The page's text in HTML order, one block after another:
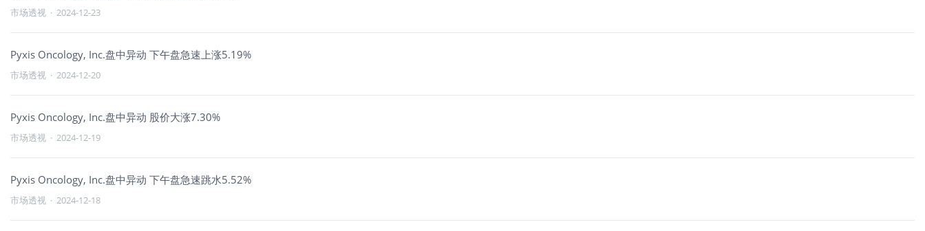
市场透视 · 2024-12-23
Pyxis Oncology, Inc.盘中异动 下午盘急速上涨5.19%
市场透视 · 2024-12-20
Pyxis Oncology, Inc.盘中异动 股价大涨7.30%
市场透视 · 2024-12-19
Pyxis Oncology, Inc.盘中异动 下午盘急速跳水5.52%
市场透视 · 2024-12-18